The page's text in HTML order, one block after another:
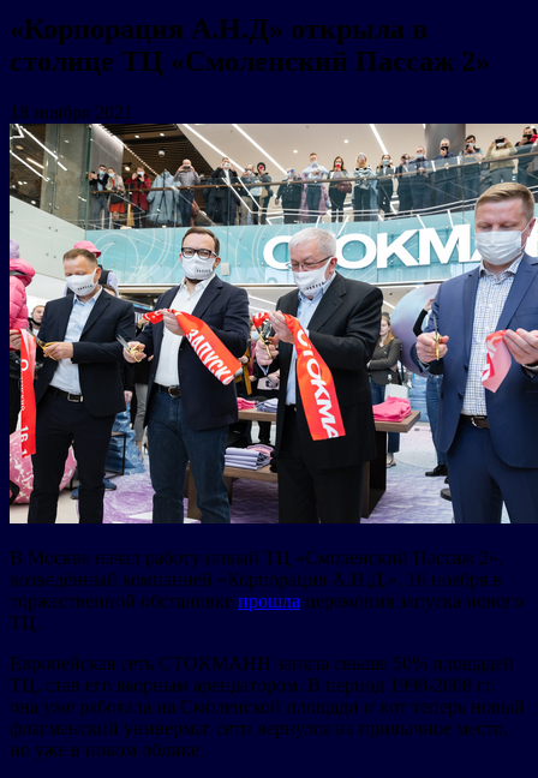
«Корпорация А.Н.Д» открыла в
столице ТЦ «Смоленский Пассаж 2»
18 ноября 2021
В Москве начал работу новый ТЦ «Смоленский Пассаж 2»,
возведённый компанией «Корпорация А.Н.Д.». 16 ноября в
торжественной обстановке прошла церемония запуска нового
ТЦ.
Европейская сеть СТОКМАНН заняла свыше 50% площадей
ТЦ, став его якорным арендатором. В период 1998-2008 гг.
она уже работала на Смоленской площади и вот теперь новый
флагманский универмаг сети вернулся на привычное место,
но уже в новом облике.